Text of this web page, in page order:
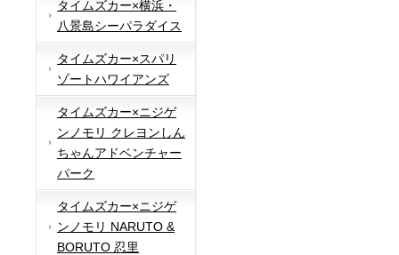
タイムズカー×横浜・
八景島シーパラダイス
タイムズカー×スパリ
ゾートハワイアンズ
タイムズカー×ニジゲ
ンノモリ クレヨンしん
ちゃんアドベンチャー
パーク
タイムズカー×ニジゲ
ンノモリ NARUTO &
BORUTO 忍里